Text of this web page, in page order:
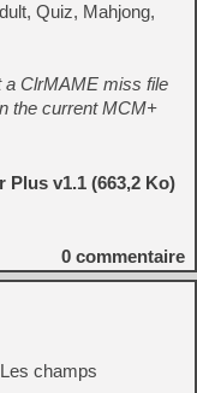
Quiz, Mahjong,
a ClrMAME miss file
the current MCM+
Plus v1.1 (663,2 Ko)
0 commentaire
Les champs